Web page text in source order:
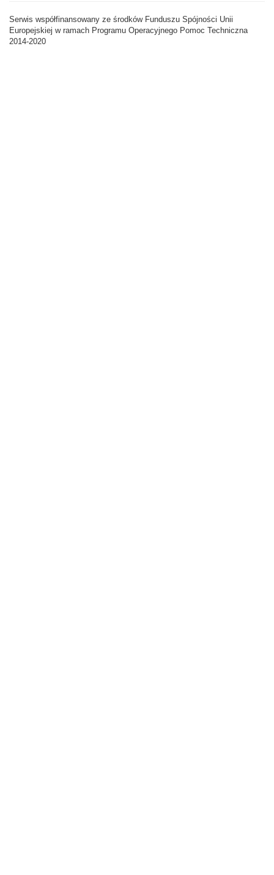
Serwis współfinansowany ze środków Funduszu Spójności Unii
Europejskiej w ramach Programu Operacyjnego Pomoc Techniczna
2014-2020